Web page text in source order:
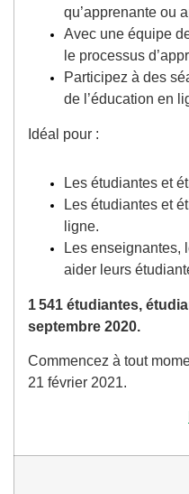
qu’apprenante ou
Avec une équipe
le processus
Participez à des
de l’éducation en
Idéal pour :
Les étudiantes et
Les étudiantes et
ligne.
Les enseignantes,
aider leurs
1 541 étudiantes,
septembre 2020.
Commencez à tout
21 février 2021.